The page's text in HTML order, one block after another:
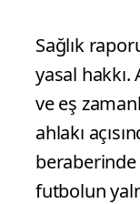
Sağlık
yasal
ve eş
ahlakı
futbolun